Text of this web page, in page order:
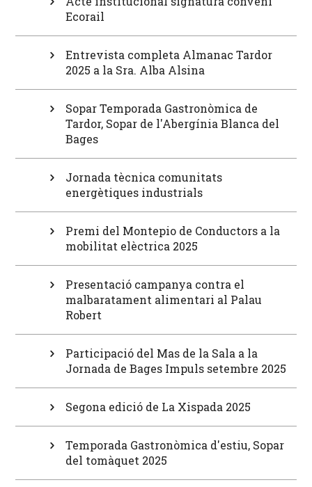
Ecorail
Entrevista completa Almanac Tardor
2025 a la Sra. Alba Alsina
Sopar Temporada Gastronòmica de
Tardor, Sopar de l'Abergínia Blanca del
Bages
Jornada tècnica comunitats
energètiques industrials
Premi del Montepio de Conductors a la
mobilitat elèctrica 2025
Presentació campanya contra el
malbaratament alimentari al Palau
Robert
Participació del Mas de la Sala a la
Jornada de Bages Impuls setembre 2025
Segona edició de La Xispada 2025
Temporada Gastronòmica d'estiu, Sopar
del tomàquet 2025